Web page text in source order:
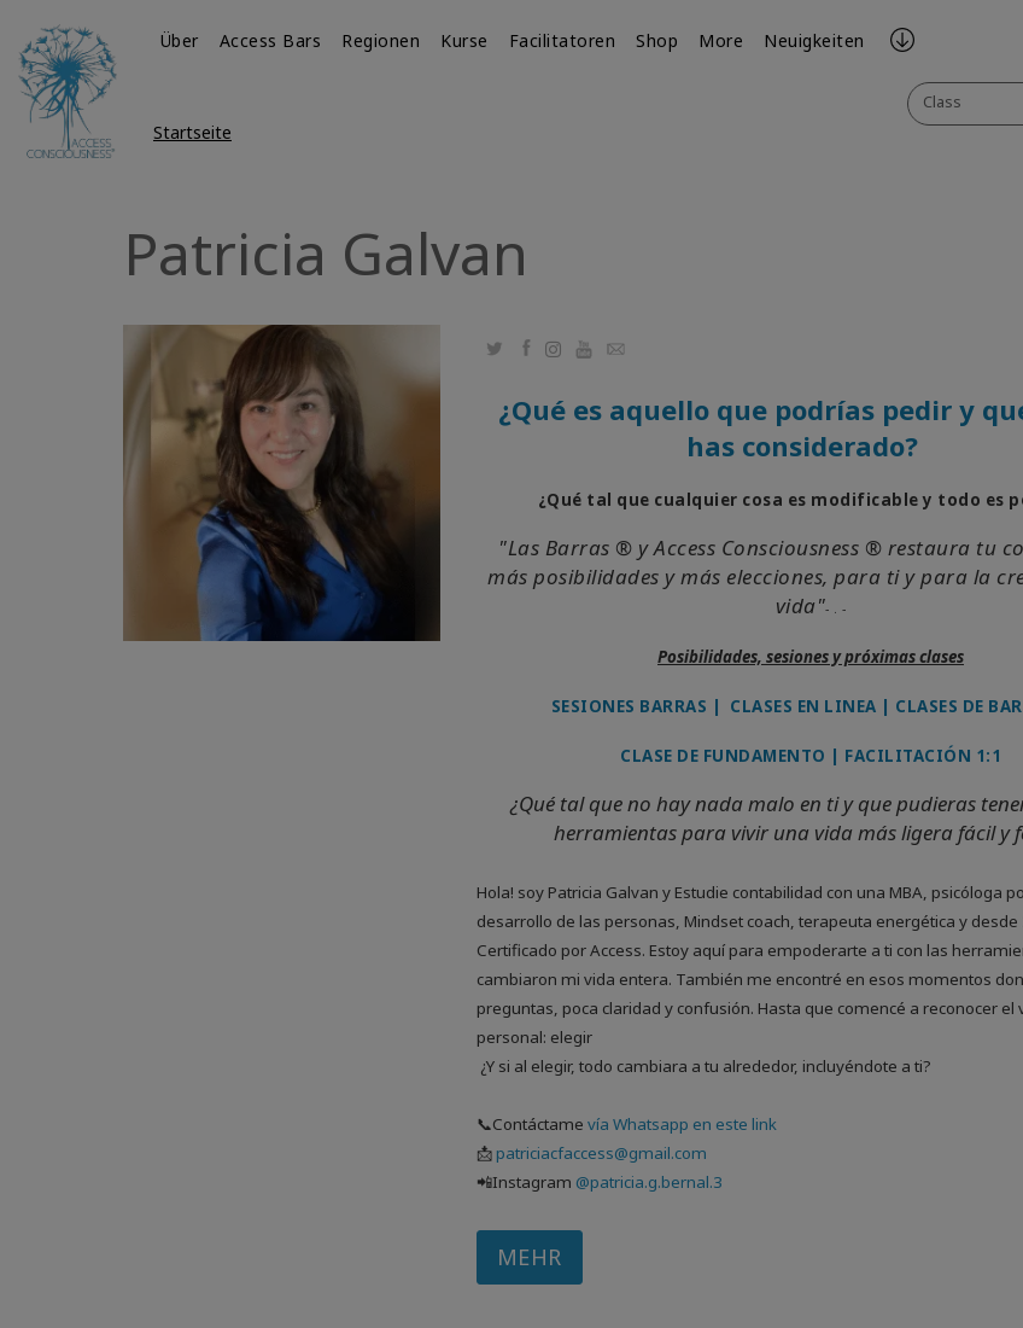
Über Access Bars Regionen Kurse Facilitatoren Shop More Neuigkeiten
Class
Startseite
Patricia Galvan
TwitterFacebookYouTube
Email
¿Qué es aquello que podrías pedir y
has considerado?
¿Qué tal que cualquier cosa es modificable y todo es
"Las Barras ® y Access Consciousness ® restaura tu
más posibilidades y más elecciones, para ti y para la
vida"- . -
Posibilidades, sesiones y próximas clases
SESIONES BARRAS | CLASES EN LINEA | CLASES DE
CLASE DE FUNDAMENTO | FACILITACIÓN 1:1
¿Qué tal que no hay nada malo en ti y que pudieras
herramientas para vivir una vida más ligera fácil y
Hola! soy Patricia Galvan y Estudie contabilidad con una MBA, psicóloga
desarrollo de las personas, Mindset coach, terapeuta energética y
Certificado por Access. Estoy aquí para empoderarte a ti con las
cambiaron mi vida entera. También me encontré en esos momentos
preguntas, poca claridad y confusión. Hasta que comencé a reconocer
personal: elegir
¿Y si al elegir, todo cambiara a tu alrededor, incluyéndote a ti?
📞Contáctame vía Whatsapp en este link
📩 patriciacfaccess@gmail.com
📲Instagram @patricia.g.bernal.3
MEHR